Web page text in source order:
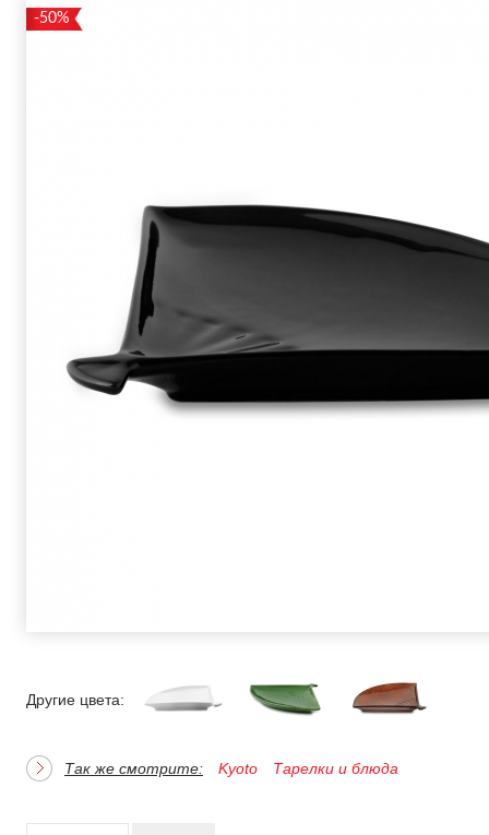
-50%
Другие цвета:
Так же смотрите: Kyoto Тарелки и блюда